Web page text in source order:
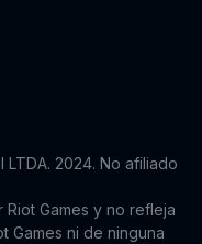
LTDA. 2024. No afiliado
Games y no refleja
Games ni de ninguna